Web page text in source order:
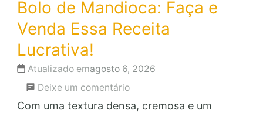
Bolo de Mandioca: Faça e
Venda Essa Receita
Lucrativa!
Atualizado emagosto 6, 2026
Deixe um comentárioem
Bolo
Com uma textura densa, cremosa e um